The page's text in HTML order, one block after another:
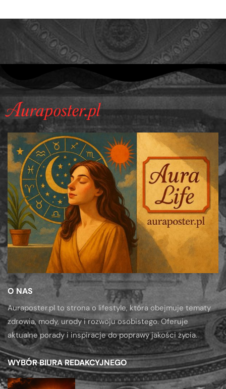
O NAS
Auraposter.pl to strona o lifestyle, która obejmuje tematy
zdrowia, mody, urody i rozwoju osobistego. Oferuje
aktualne porady i inspiracje do poprawy jakości życia.
WYBÓR BIURA REDAKCYJNEGO